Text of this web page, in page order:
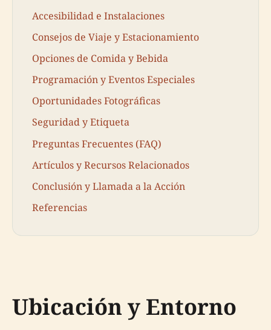
Accesibilidad e Instalaciones
Consejos de Viaje y Estacionamiento
Opciones de Comida y Bebida
Programación y Eventos Especiales
Oportunidades Fotográficas
Seguridad y Etiqueta
Preguntas Frecuentes (FAQ)
Artículos y Recursos Relacionados
Conclusión y Llamada a la Acción
Referencias
Ubicación y Entorno